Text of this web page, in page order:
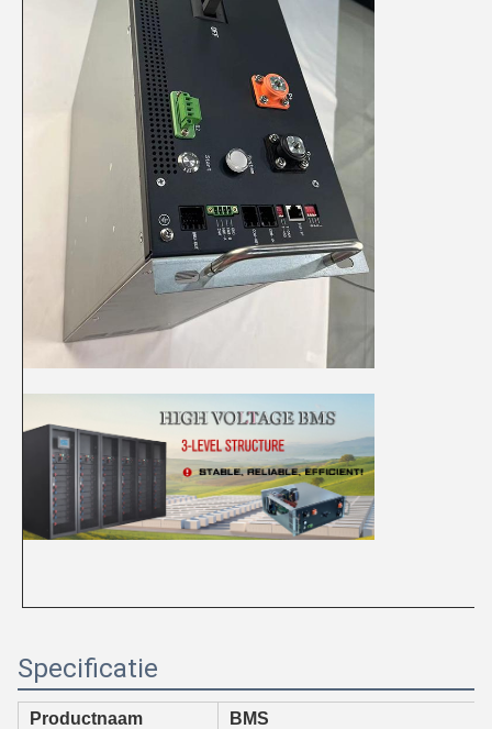
Specificatie
Productnaam BMS